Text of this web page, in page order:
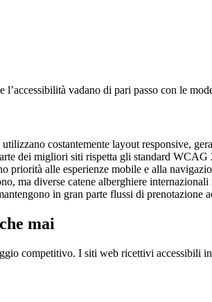
vadano di pari passo con le
costantemente layout responsive,
dei migliori siti rispetta gli standard
priorità alle esperienze mobile e alla
ma diverse catene alberghiere internazionali
in gran parte flussi di prenotazione
mai
competitivo. I siti web ricettivi accessibili